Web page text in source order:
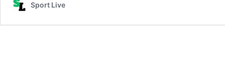
Sport Live